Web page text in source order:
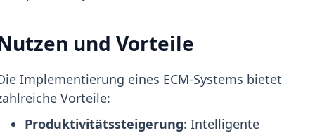
und Vorteile
Implementierung eines ECM-Systems bietet
Vorteile:
Produktivitätssteigerung: Intelligente